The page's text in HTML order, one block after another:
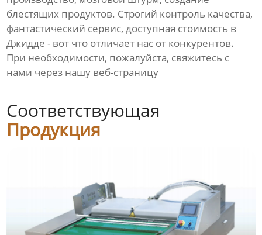
блестящих продуктов. Строгий контроль качества,
фантастический сервис, доступная стоимость в
Джидде - вот что отличает нас от конкурентов.
При необходимости, пожалуйста, свяжитесь с
нами через нашу веб-страницу
Соответствующая
Продукция